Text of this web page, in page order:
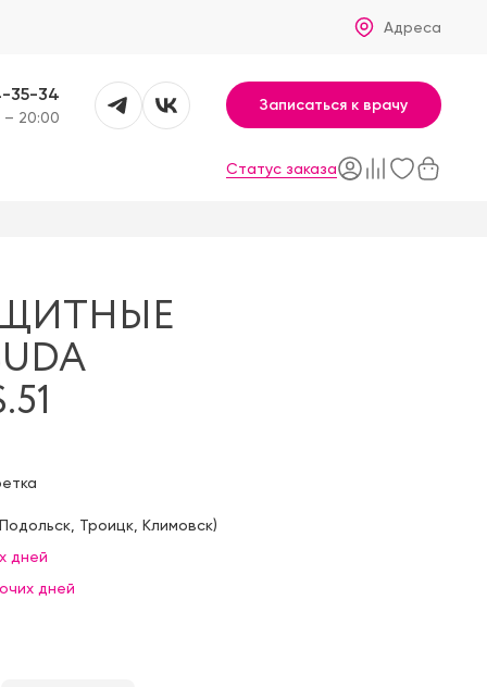
Адреса
35-34
20:00
Записаться к врачу
Статус заказа
Подольск, Троицк, Климовск)
дней
дней